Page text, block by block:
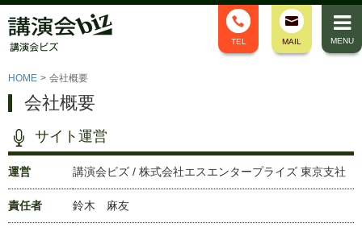
MENU
TEL MAIL
HOME > 会社概要
会社概要
サイト運営
運営 講演会ビズ / 株式会社エスエンタープライズ 東京支社
責任者 鈴木 麻友